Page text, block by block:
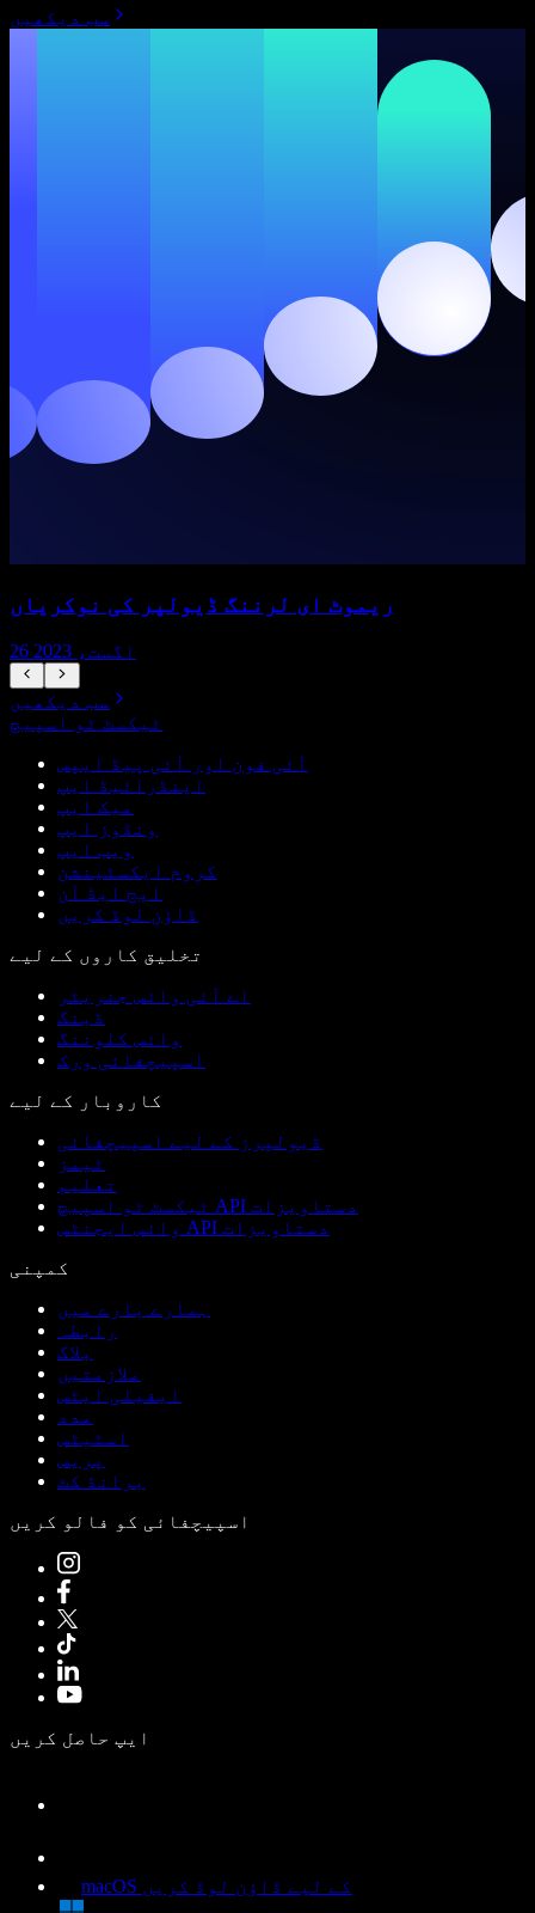
سب دیکھیں
ریموٹ ای لرننگ ڈیولپر کی نوکریاں
26 اگست، 2023
سب دیکھیں
ٹیکسٹ ٹو اسپیچ
آئی فون اور آئی پیڈ ایپس
اینڈرائیڈ ایپ
میک ایپ
ونڈوز ایپ
ویب ایپ
کروم ایکسٹینشن
ایج ایڈ آن
ڈاؤن لوڈ کریں
تخلیق کاروں کے لیے
اے آئی وائس جنریٹر
ڈبنگ
وائس کلوننگ
اسپیچفائی ورک
کاروبار کے لیے
ڈیولپرز کے لیے اسپیچفائی
ٹیمز
تعلیم
ٹیکسٹ ٹو اسپیچ API دستاویزات
وائس ایجنٹس API دستاویزات
کمپنی
ہمارے بارے میں
رابطہ
بلاگ
ملازمتیں
ایفیلی ایٹس
مدد
اسٹیٹس
پریس
برانڈ کٹ
اسپیچفائی کو فالو کریں
ایپ حاصل کریں
macOS کے لیے ڈاؤن لوڈ کریں